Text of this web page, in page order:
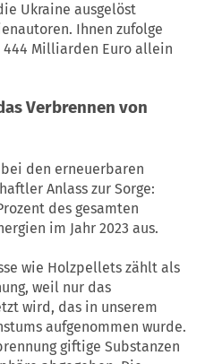
Ukraine ausgelöst
Ihnen zufolge
Milliarden Euro allein
Verbrennen von
den erneuerbaren
Anlass zur Sorge:
des gesamten
im Jahr 2023 aus.
wie Holzpellets zählt als
weil nur das
wird, das in unserem
aufgenommen wurde.
giftige Substanzen